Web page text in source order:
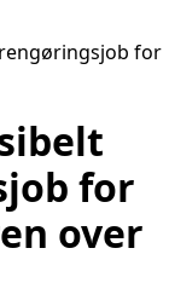
for
for
over